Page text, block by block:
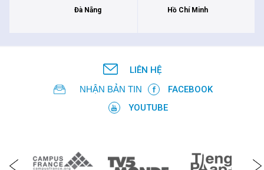
Đà Nẵng Hồ Chí Minh
LIÊN HỆ
NHẬN BẢN TIN
FACEBOOK
YOUTUBE